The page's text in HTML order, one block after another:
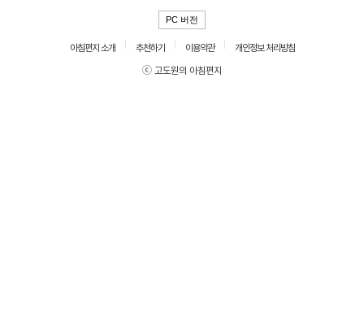
PC 버전
아침편지 소개 추천하기 이용약관
개인정보 처리방침
ⓒ 고도원의 아침편지